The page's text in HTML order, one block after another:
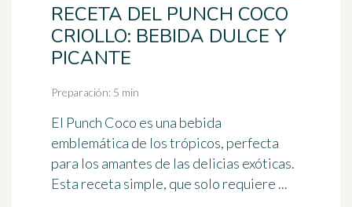
RECETA DEL PUNCH COCO
CRIOLLO: BEBIDA DULCE Y
PICANTE
Preparación: 5 min
El Punch Coco es una bebida
emblemática de los trópicos, perfecta
para los amantes de las delicias exóticas.
Esta receta simple, que solo requiere ...